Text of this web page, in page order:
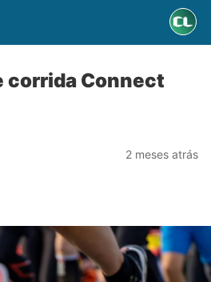
corrida Connect
2 meses atrás